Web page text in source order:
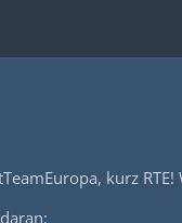
kurz